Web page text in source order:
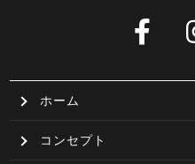
ホーム
コンセプト